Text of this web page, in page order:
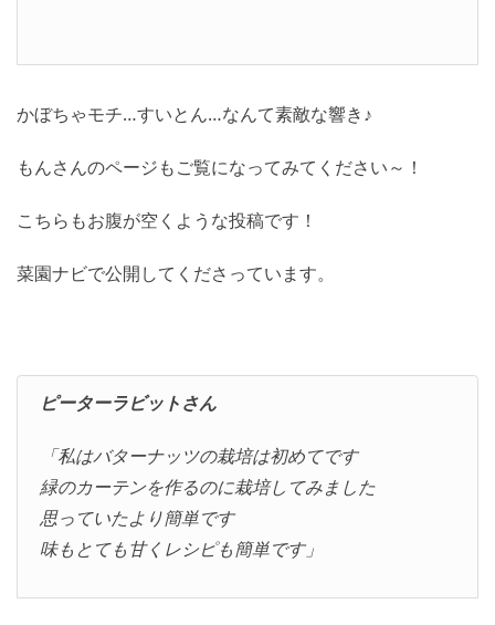
かぼちゃモチ…すいとん…なんて素敵な響き♪
もんさんのページもご覧になってみてください～！
こちらもお腹が空くような投稿です！
菜園ナビで公開してくださっています。
ピーターラビットさん
「私はバターナッツの栽培は初めてです
緑のカーテンを作るのに栽培してみました
思っていたより簡単です
味もとても甘くレシピも簡単です」